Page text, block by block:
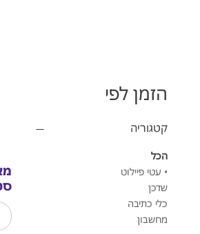
הזמן לפי
קטגוריה
הכל
• עטי פיילוט
שדכן
כלי כתיבה
מחשבון